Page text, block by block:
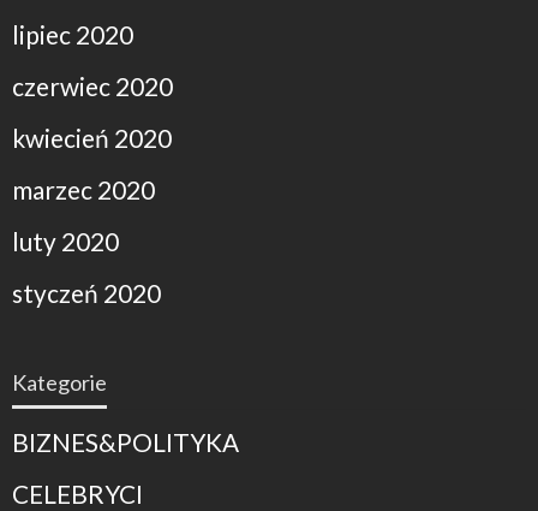
lipiec 2020
czerwiec 2020
kwiecień 2020
marzec 2020
luty 2020
styczeń 2020
Kategorie
BIZNES&POLITYKA
CELEBRYCI